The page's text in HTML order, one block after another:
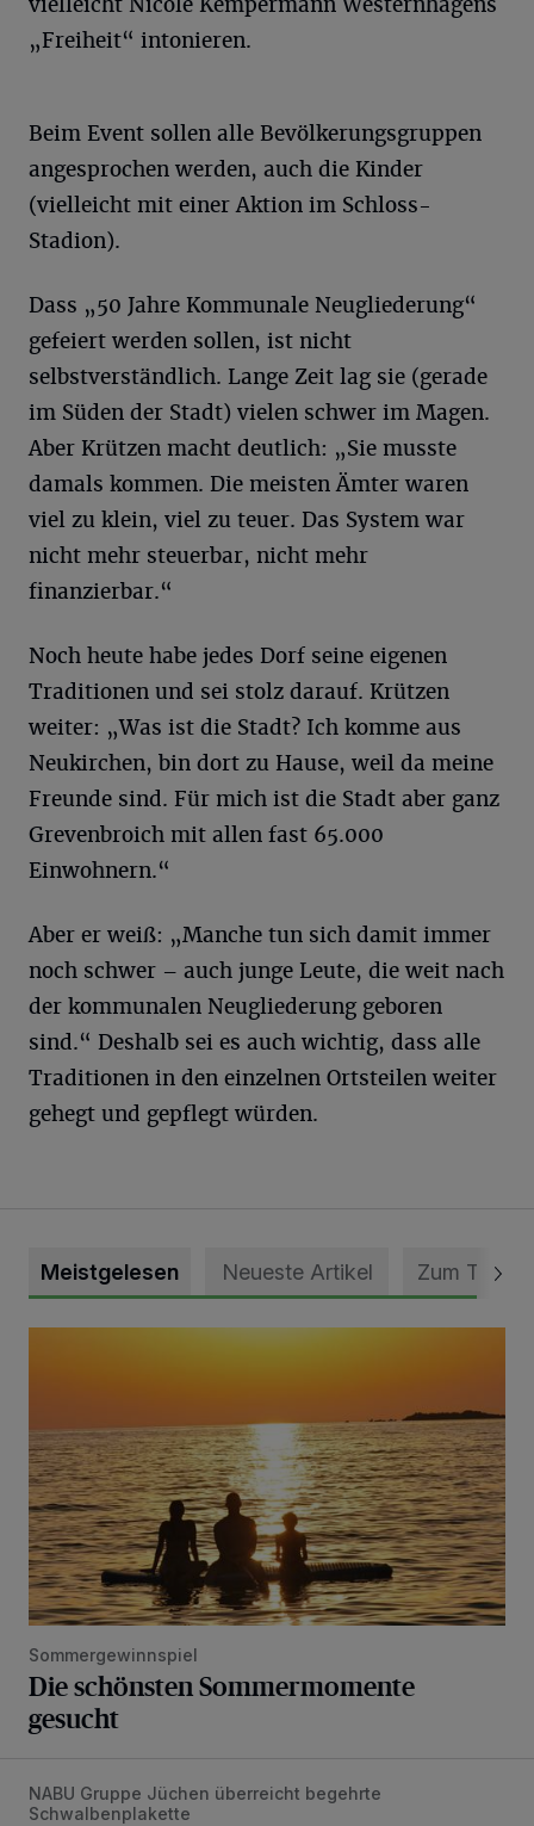
„Freiheit“ intonieren.
Beim Event sollen alle Bevölkerungsgruppen
angesprochen werden, auch die Kinder
(vielleicht mit einer Aktion im Schloss-
Stadion).
Dass „50 Jahre Kommunale Neugliederung“
gefeiert werden sollen, ist nicht
selbstverständlich. Lange Zeit lag sie (gerade
im Süden der Stadt) vielen schwer im Magen.
Aber Krützen macht deutlich: „Sie musste
damals kommen. Die meisten Ämter waren
viel zu klein, viel zu teuer. Das System war
nicht mehr steuerbar, nicht mehr
finanzierbar.“
Noch heute habe jedes Dorf seine eigenen
Traditionen und sei stolz darauf. Krützen
weiter: „Was ist die Stadt? Ich komme aus
Neukirchen, bin dort zu Hause, weil da meine
Freunde sind. Für mich ist die Stadt aber ganz
Grevenbroich mit allen fast 65.000
Einwohnern.“
Aber er weiß: „Manche tun sich damit immer
noch schwer – auch junge Leute, die weit nach
der kommunalen Neugliederung geboren
sind.“ Deshalb sei es auch wichtig, dass alle
Traditionen in den einzelnen Ortsteilen weiter
gehegt und gepflegt würden.
Meistgelesen Neueste Artikel Zum Thema
Die schönsten Sommermomente gesucht
Sommergewinnspiel
Die schönsten Sommermomente
gesucht
Vorbildlicher Einsatz für den Artenschutz gewürdigt
NABU Gruppe Jüchen überreicht begehrte
Schwalbenplakette